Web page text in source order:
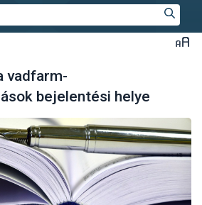
vadfarm-
bejelentési helye